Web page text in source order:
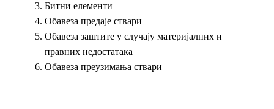
Битни елементи
Обавеза предаје ствари
Обавеза заштите у случају материјалних и
правних недостатака
Обавеза преузимања ствари